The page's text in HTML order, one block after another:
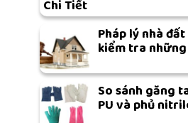
Chi Tiết
Pháp lý nhà
kiểm tra
So sánh găng
PU và phủ